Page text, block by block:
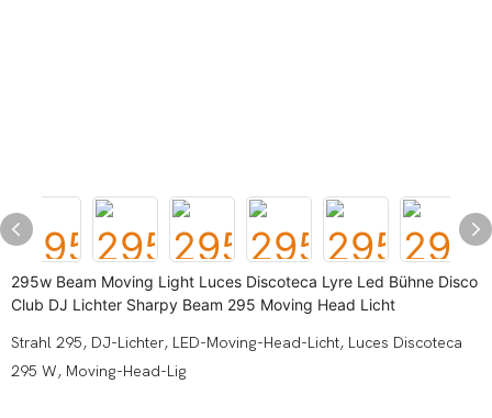
295w Beam Moving Light Luces Discoteca Lyre Led Bühne Disco
Club DJ Lichter Sharpy Beam 295 Moving Head Licht
Strahl 295, DJ-Lichter, LED-Moving-Head-Licht, Luces Discoteca
295 W, Moving-Head-Lig